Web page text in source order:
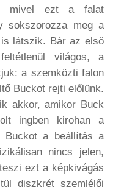
mivel ezt a falat
sokszorozza meg a
látszik. Bár az első
világos, a
a szemközti falon
Buckot rejti előlünk.
akkor, amikor Buck
ingben kirohan a
Buckot a beállítás a
nincs jelen,
ezt a képkivágás
diszkrét szemlélői